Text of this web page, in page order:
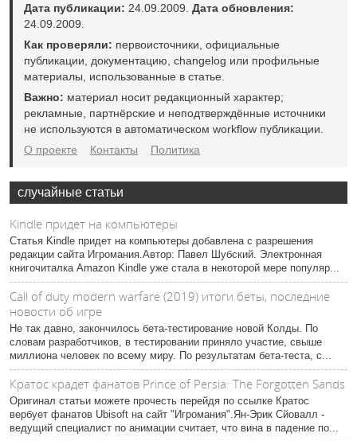
Дата публикации: 24.09.2009. Дата обновления:
24.09.2009.
Как проверяли: первоисточники, официальные
публикации, документацию, changelog или профильные
материалы, использованные в статье.
Важно: материал носит редакционный характер;
рекламные, партнёрские и неподтверждённые источники
не используются в автоматическом workflow публикации.
О проекте
Контакты Политика
случайные статьи
Kindle придет на компьютеры
Статья Kindle придет на компьютеры добавлена с разрешения
редакции сайта Игромания.Автор: Павел Шубский. Электронная
книгочиталка Amazon Kindle уже стала в некоторой мере популяр...
Сall of duty modern warfare (2019) итоги беты, последние
новости об игре
Не так давно, закончилось бета-тестирование новой Колды. По
словам разработчиков, в тестировании приняло участие, свыше
миллиона человек по всему миру. По результатам бета-теста, с...
Кратос крадет фанатов Prince of Persia: The Forgotten Sands
Оригинал статьи можете прочесть перейдя по ссылке Кратос
вербует фанатов Ubisoft на сайт "Игромания".Ян-Эрик Сйовалл -
ведущий специалист по анимации считает, что вина в падение по...